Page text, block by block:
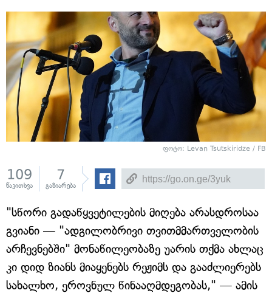
ფოტო: Levan Tsutskiridze / FB
109
წაკითხვა
7
გაზიარება
"სწორი გადაწყვეტილების მიღება არასდროსაა
გვიანი — "ადგილობრივი თვითმმართველობის
არჩევნებში" მონაწილეობაზე უარის თქმა ახლაც
კი დიდ ზიანს მიაყენებს რეჟიმს და გააძლიერებს
სახალხო, ეროვნულ წინააღმდეგობას," — ამის